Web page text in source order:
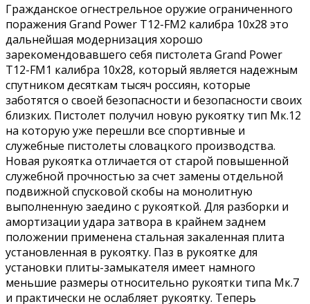
Гражданское огнестрельное оружие ограниченного
поражения Grand Power Т12-FM2 калибра 10x28 это
дальнейшая модернизация хорошо
зарекомендовавшего себя пистолета Grand Power
T12-FM1 калибра 10x28, который является надежным
спутником десяткам тысяч россиян, которые
заботятся о своей безопасности и безопасности своих
близких. Пистолет получил новую рукоятку тип Мк.12
на которую уже перешли все спортивные и
служебные пистолеты словацкого производства.
Новая рукоятка отличается от старой повышенной
служебной прочностью за счет замены отдельной
подвижной спусковой скобы на монолитную
выполненную заедино с рукояткой. Для разборки и
амортизации удара затвора в крайнем заднем
положении применена стальная закаленная плита
установленная в рукоятку. Паз в рукоятке для
установки плиты-замыкателя имеет намного
меньшие размеры относительно рукоятки типа Мк.7
и практически не ослабляет рукоятку. Теперь